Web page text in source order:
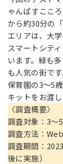
ゃんぱすここ
から約30分の
エリアは、大
スマートシテ
います。緑も
も人気の街です
保育園の3～5
キットをお渡
〈調査概要〉
調査対象：3～
調査方法：
調査期間：
後に実施）